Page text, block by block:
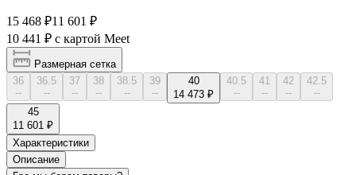
15 468 ₽11 601 ₽
10 441 ₽ с картой Meet
Размерная сетка
36
--
36.5
--
37
--
38
--
38.5
--
39
--
40
14 473 ₽
40.5
--
41
--
42
--
42.5
--
45
11 601 ₽
Характеристики
Описание